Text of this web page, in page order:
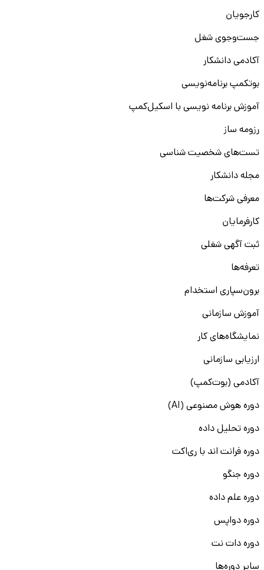
کارجویان
جست‌و‌جوی شغل
آکادمی دانشکار
بوتکمپ برنامه‌نویسی
آموزش برنامه نویسی با اسکیل‌کمپ
رزومه ساز
تست‌های شخصیت شناسی
مجله دانشکار
معرفی شرکت‌ها
کارفرمایان
ثبت آگهی شغلی
تعرفه‌ها
برون‌سپاری استخدام
آموزش سازمانی
نمایشگاه‌های کار
ارزیابی سازمانی
آکادمی (بوت‌کمپ)
دوره هوش مصنوعی (AI)
دوره تحلیل داده
دوره فرانت اند با ری‌اکت
دوره جنگو
دوره علم داده
دوره دواپس
دوره دات نت
سایر دوره‌ها